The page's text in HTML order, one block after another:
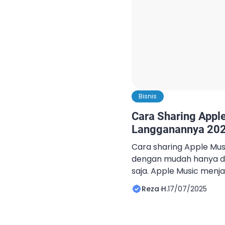
Bisnis
Cara Sharing
Langganannya
Cara sharing Apple
dengan mudah hanya
saja. Apple Music
streaming musik yang
menikmati jutaan lagu
Reza H.17/07/2025